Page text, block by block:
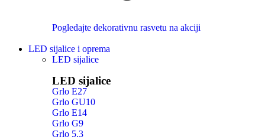
Pogledajte dekorativnu rasvetu na akciji
LED sijalice i oprema
LED sijalice
LED sijalice
Grlo E27
Grlo GU10
Grlo E14
Grlo G9
Grlo 5.3